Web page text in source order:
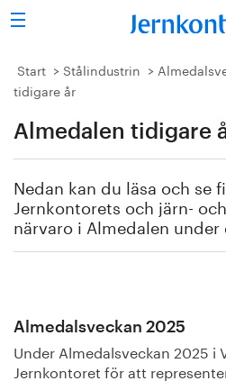
Sök
Stålindustrin
Forskning/utbildning
Energi/miljö
Vi tycker
Bildbank
Start Stålindustrin
tidigare år
Almedalen tidigare
Nedan kan du läsa och se
Jernkontorets och järn-
närvaro i Almedalen under
Almedalsveckan 2025
Under Almedalsveckan 2025 i
Jernkontoret för att